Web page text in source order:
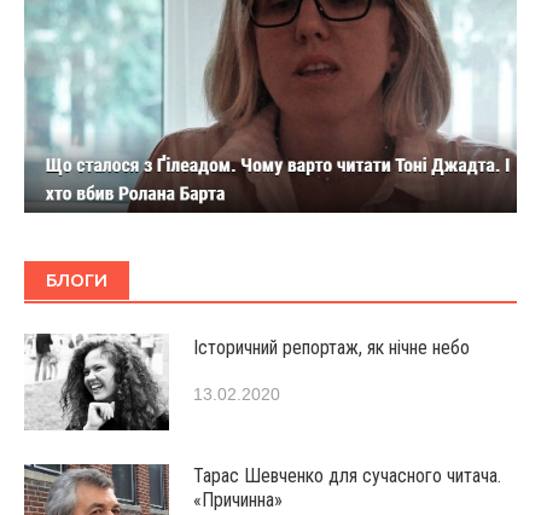
БЛОГИ
Історичний репортаж, як нічне небо
13.02.2020
Тарас Шевченко для сучасного читача.
«Причинна»